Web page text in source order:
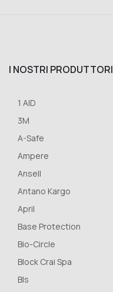
I NOSTRI PRODUTTORI
1 AID
3M
A-Safe
Ampere
Ansell
Antano Kargo
April
Base Protection
Bio-Circle
Block Crai Spa
Bls